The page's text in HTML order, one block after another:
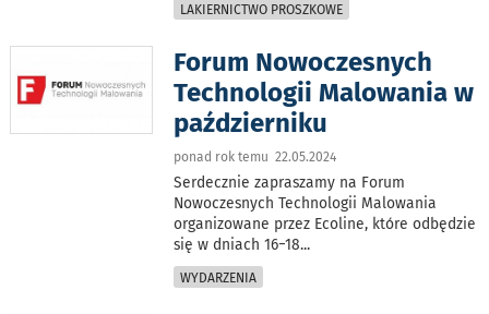
LAKIERNICTWO PROSZKOWE
Forum Nowoczesnych
Technologii Malowania w
październiku
ponad rok temu 22.05.2024
Serdecznie zapraszamy na Forum
Nowoczesnych Technologii Malowania
organizowane przez Ecoline, które odbędzie
się w dniach 16−18...
WYDARZENIA